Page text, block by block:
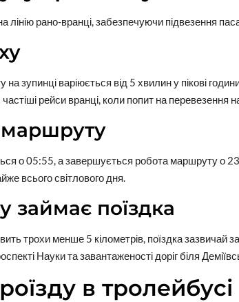
рано-вранці, забезпечуючи підвезення
на зупинці варіюється від 5 хвилин у пікові
рейси вранці, коли попит на перевезення
о 05:55, а завершується робота маршруту о
всього світлового дня.
займає поїздка
трохи менше 5 кілометрів, поїздка
Науки та завантаженості доріг біля
в